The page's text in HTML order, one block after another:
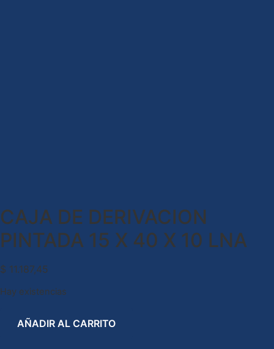
CAJA DE DERIVACION
PINTADA 15 X 40 X 10 LNA
$ 11.187,45
Hay existencias
AÑADIR AL CARRITO